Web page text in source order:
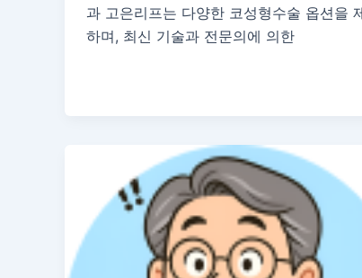
과 고은리프는 다양한 코성형수술 옵션을
하며, 최신 기술과 전문의에 의한